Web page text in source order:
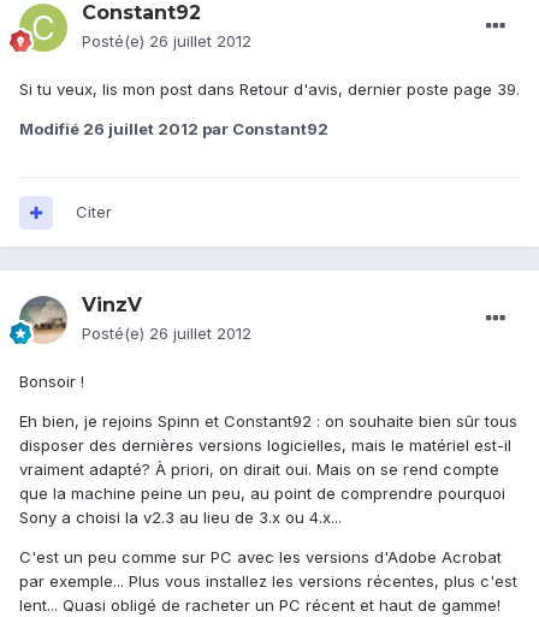
Constant92
Posté(e) 26 juillet 2012
Si tu veux, lis mon post dans Retour d'avis, dernier poste page 39.
Modifié 26 juillet 2012 par Constant92
Citer
VinzV
Posté(e) 26 juillet 2012
Bonsoir !
Eh bien, je rejoins Spinn et Constant92 : on souhaite bien sûr tous
disposer des dernières versions logicielles, mais le matériel est-il
vraiment adapté? À priori, on dirait oui. Mais on se rend compte
que la machine peine un peu, au point de comprendre pourquoi
Sony a choisi la v2.3 au lieu de 3.x ou 4.x...
C'est un peu comme sur PC avec les versions d'Adobe Acrobat
par exemple... Plus vous installez les versions récentes, plus c'est
lent... Quasi obligé de racheter un PC récent et haut de gamme!